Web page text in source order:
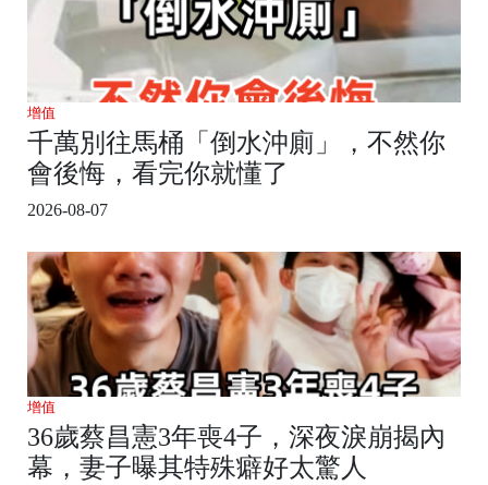
增值
千萬別往馬桶「倒水沖廁」，不然你
會後悔，看完你就懂了
2026-08-07
增值
36歲蔡昌憲3年喪4子，深夜淚崩揭內
幕，妻子曝其特殊癖好太驚人